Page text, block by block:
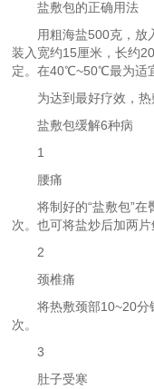
盐敷包的正确用法
用粗海盐500克，放入
装入宽约15厘米，长约
定。在40℃~50℃最为适
为达到最好疗效，热
盐敷包缓解6种病
1
腰痛
将制好的“盐敷包”在
次。也可将盐炒后加两片
2
颈椎痛
将热敷颈部10~20分
次。
3
肚子受寒